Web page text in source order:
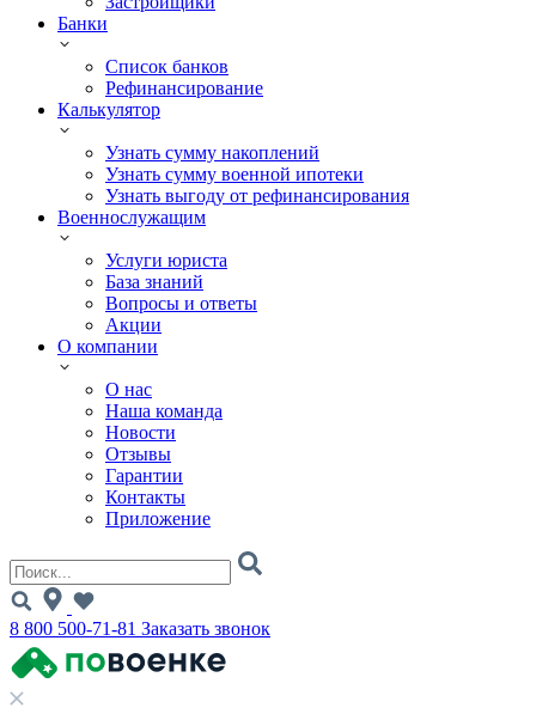
Банки
Список банков
Рефинансирование
Калькулятор
Узнать сумму накоплений
Узнать сумму военной ипотеки
Узнать выгоду от рефинансирования
Военнослужащим
Услуги юриста
База знаний
Вопросы и ответы
Акции
О компании
О нас
Наша команда
Новости
Отзывы
Гарантии
Контакты
Приложение
8 800 500-71-81 Заказать звонок